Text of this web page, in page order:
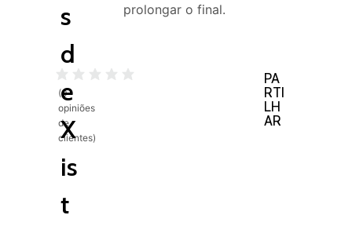
(0
opiniões
de
clientes)
s
d
e
X
is
t
prolongar o final.
PA
RTI
LH
AR